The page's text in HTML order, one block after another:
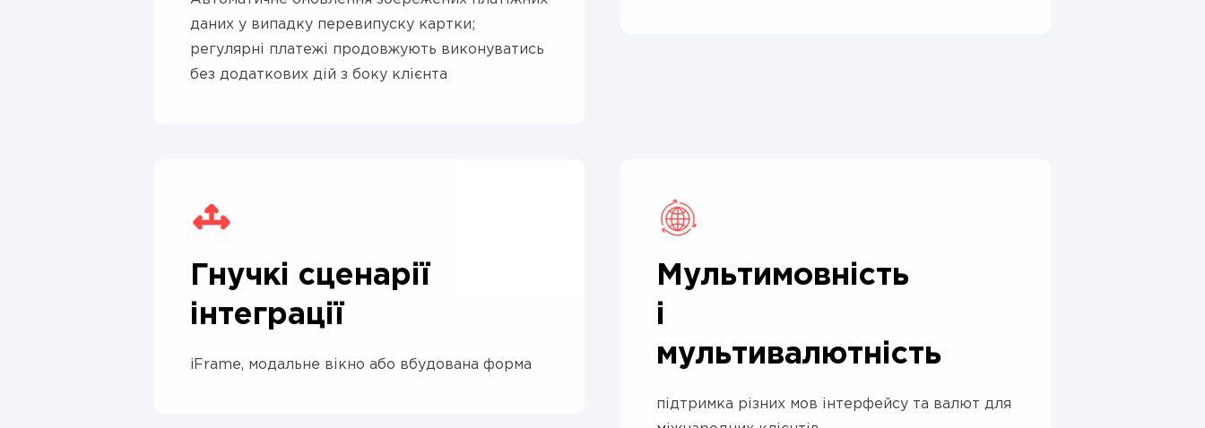
даних у випадку перевипуску картки;
регулярні платежі продовжують виконуватись
без додаткових дій з боку клієнта
Гнучкі сценарії
інтеграції
iFrame, модальне вікно або вбудована форма
Мультимовність
і
мультивалютність
підтримка різних мов інтерфейсу та валют для